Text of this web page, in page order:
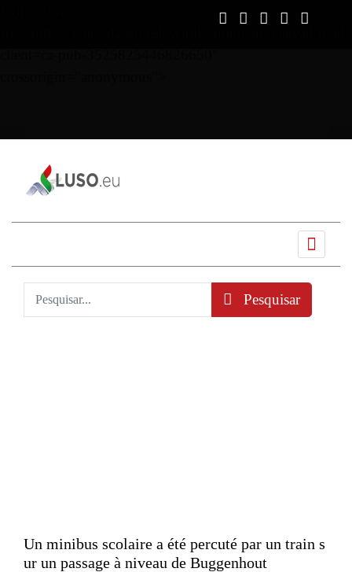
Pesquisar
Un minibus scolaire a été percuté par un train s
ur un passage à niveau de Buggenhout
Ano
Mês
Próximo
Próximo